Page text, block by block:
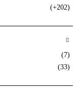
(+202)
(7)
(33)